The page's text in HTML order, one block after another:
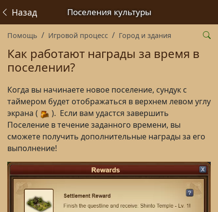
Поселения культуры
Назад
Помощь Игровой процесс Город и здания
Как работают награды за время в
поселении?
Когда вы начинаете новое поселение, сундук с
таймером будет отображаться в верхнем левом углу
экрана (
). Если вам удастся завершить
Поселение в течение заданного времени, вы
сможете получить дополнительные награды за его
выполнение!